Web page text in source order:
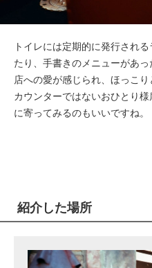
トイレには定期的に発行され
たり、手書きのメニューがあ
店への愛が感じられ、ほっこり
カウンターではないおひとり
に寄ってみるのもいいですね。
紹介した場所